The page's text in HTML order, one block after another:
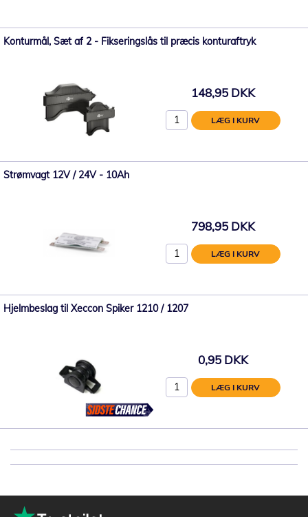
Konturmål, Sæt af 2 - Fikseringslås til præcis konturaftryk
148,95 DKK
LÆG I KURV
Strømvagt 12V / 24V - 10Ah
798,95 DKK
LÆG I KURV
Hjelmbeslag til Xeccon Spiker 1210 / 1207
0,95 DKK
LÆG I KURV